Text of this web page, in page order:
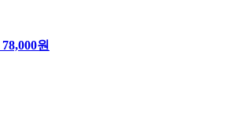
78,000원